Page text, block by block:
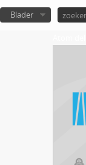
Blader